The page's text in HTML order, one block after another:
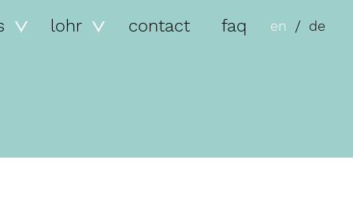
lohr contact faq en de